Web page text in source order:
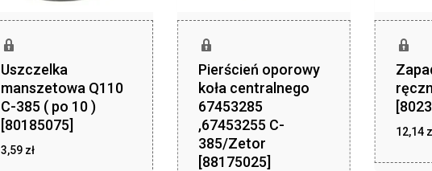
Uszczelka
manszetowa Q110
C-385 ( po 10 )
[80185075]
3,59 zł
Pierścień oporowy
koła centralnego
67453285
,67453255 C-
385/Zetor
[88175025]
12,14